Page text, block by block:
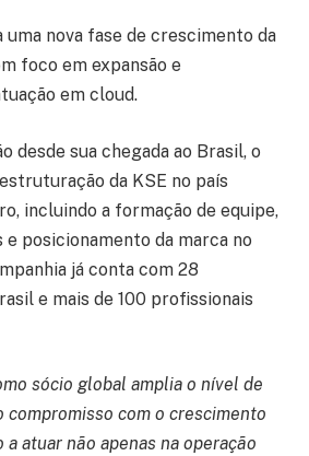
uma nova fase de crescimento da
foco em expansão e
em cloud.
desde sua chegada ao Brasil, o
da KSE no país
incluindo a formação de equipe,
posicionamento da marca no
já conta com 28
e mais de 100 profissionais
sócio global amplia o nível de
compromisso com o crescimento
a atuar não apenas na operação